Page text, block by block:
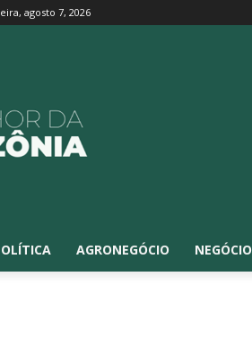
agosto 7, 2026
AGRONEGÓCIO NEGÓCIO